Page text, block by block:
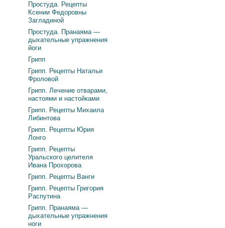
Простуда. Рецепты
Ксении Федоровны
Загладиной
Простуда. Пранаяма —
дыхательные упражнения
йоги
Грипп
Грипп. Рецепты Натальи
Фроловой
Грипп. Лечение отварами,
настоями и настойками
Грипп. Рецепты Михаила
Либинтова
Грипп. Рецепты Юрия
Лонго
Грипп. Рецепты
Уральского целителя
Ивана Прохорова
Грипп. Рецепты Ванги
Грипп. Рецепты Григория
Распутина
Грипп. Пранаяма —
дыхательные упражнения
ноги